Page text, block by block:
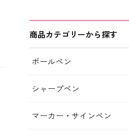
商品カテゴリーから探す
ボールペン
シャープペン
マーカー・サインペン